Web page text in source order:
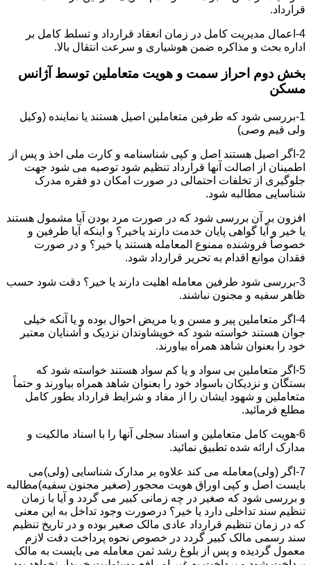
قرارداد.
4-اعمال مدیریت کامل در زمان انعقاد قرارداد و تسلط کامل بر
اداره بحث و مذاکره ضمن هوشیاری و سرعت انتقال بالا.
بخش دوم احراز سمت و هویت متعاملین توسط آژانس
مسکن
1-بررسی شود که طرفین متعاملین اصیل هستند یا نماینده (وکیل
ولی قیم وصی)
2-اگر اصیل هستند اصل و کپی شناسنامه و کارت ملی اخذ و پس از
اطمینان از اصالت آنها قرارداد تنظیم شود توصیه می شود جهت
جلوگیری از تخلفات احتمالی در صورت امکان دو فقره مدرک
شناسایی مطالبه شود.
افزون بر آن بررسی شود که در صورت مرد بودن آیا مشمول هستند
یا خیر و آیا گواهی پایان خدمت دارند یاخیر؟ و اینکه آیا طرفین و
خصوصاً فروشنده ممنوع المعامله هستند یا خیر؟ و در صورت
فقدان موانع اقدام به تحریر قرارداد شود.
3-بررسی شود طرفین معامله اهلیت دارند یا خیر؟ دقت شود حسب
ظاهر سفیه و مجنون نباشند.
4-اگر متعاملین پیر و مسن و یا مریض احوال بوده و یا آنکه خیلی
جوان هستند خواسته شود که خویشاوندان نزدیک و آشنایان معتبر
خود را بعنوان شاهد همراه بیاورند.
5-اگر متعاملین بی سواد و یا کم سواد هستند خواسته شود که
بستگان و نزدیکان باسواد خود را بعنوان شاهد همراه بیاورند و حتماً
متعاملین و شهود ایشان را از مفاد و شرایط قرارداد بطور کامل
مطلع فرمائید.
6-هویت کامل متعاملین و اسناد سجلی آنها را با اسناد مالکیت و
مدارک ارائه شده تطبیق نمائید.
7-اگر (ولی)معامله می کند علاوه بر مدارک شناسایی (ولی)می
بایست اصل و کپی اوراق هویت محجور (صغیر مجنون سفیه)مطالبه
و بررسی شود که صغیر در چه زمانی کبیر می گردد و آیا با زمان
تنظیم سند تداخلی دارد یا خیر؟ درصورت وجود تداخل به این معنی
که در زمان تنظیم قرارداد عادی مالک صغیر بوده و در تاریخ تنظیم
سند رسمی مالک کبیر گردد در خصوص نحوه پرداخت دقت لازم
معمول گردیده و پس از بلوغ رشد ثمن معامله می بایست به مالک